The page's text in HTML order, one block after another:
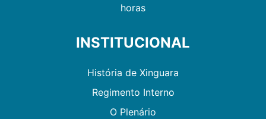
horas
INSTITUCIONAL
História de Xinguara
Regimento Interno
O Plenário